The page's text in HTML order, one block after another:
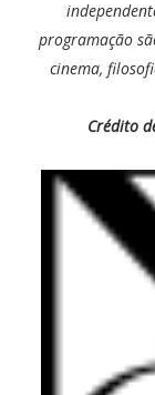
programação
cinema,
Crédito